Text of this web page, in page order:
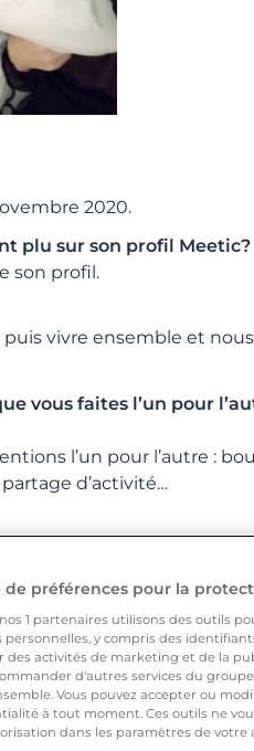
2020.
plu sur son profil Meetic?
son profil.
vivre ensemble et
vous faites l’un pour
l’un pour l’autre :
d’activité…
de préférences pour la
1 partenaires utilisons des outils
personnelles, y compris des
des activités de marketing et de la
d'autres services du
Vous pouvez accepter ou
à tout moment. Ces outils ne
dans les paramètres de votre